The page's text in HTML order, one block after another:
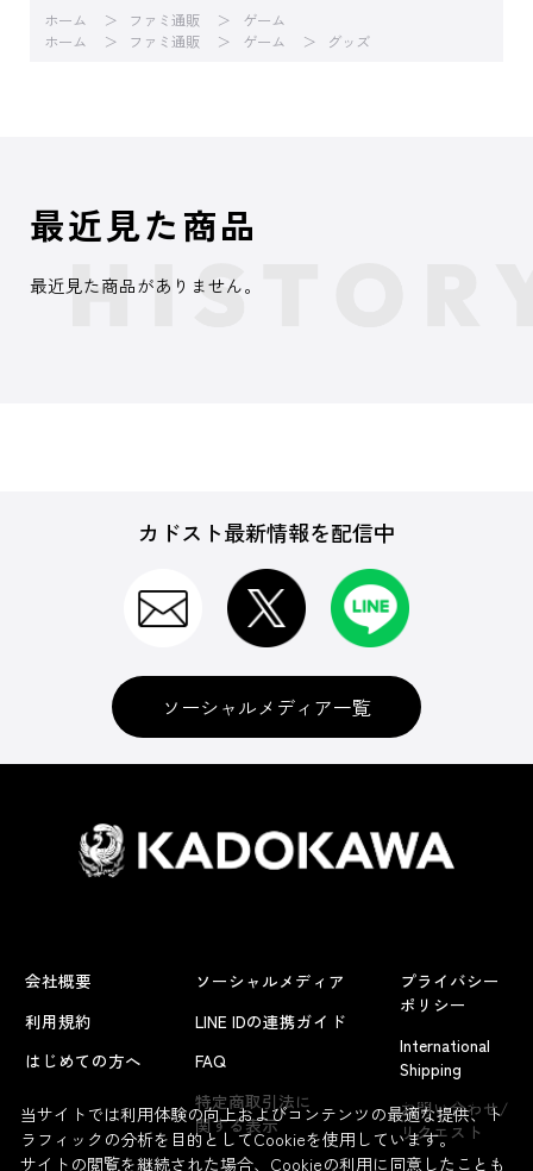
ホーム ファミ通販
ゲーム
ホーム
ファミ通販 ゲーム グッズ
よくあるお問い合わせ
最近見た商品
最近見た商品がありません。
カドスト最新情報を配信中
ソーシャルメディア一覧
会社概要
利用規約
はじめての方へ
ソーシャルメディア
LINE IDの連携ガイド
FAQ
特定商取引法に
関する表示
プライバシー
ポリシー
International
Shipping
お問い合わせ/
リクエスト
当サイトでは利用体験の向上およびコンテンツの最適な提供、ト
ラフィックの分析を目的としてCookieを使用しています。
サイトの閲覧を継続された場合、Cookieの利用に同意したことも